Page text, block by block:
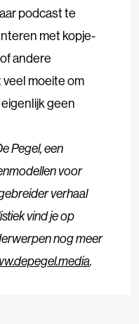
podcast te
met kopje-
of andere
veel moeite om
geen
Pegel, een
voor
verhaal
vind je op
nog meer
.